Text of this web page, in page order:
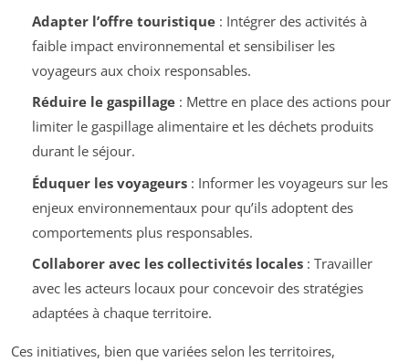
Adapter l’offre touristique: Intégrer des activités à
faible impact environnemental et sensibiliser les
voyageurs aux choix responsables.
Réduire le gaspillage: Mettre en place des actions pour
limiter le gaspillage alimentaire et les déchets produits
durant le séjour.
Éduquer les voyageurs: Informer les voyageurs sur les
enjeux environnementaux pour qu’ils adoptent des
comportements plus responsables.
Collaborer avec les collectivités locales: Travailler
avec les acteurs locaux pour concevoir des stratégies
adaptées à chaque territoire.
Ces initiatives, bien que variées selon les territoires,